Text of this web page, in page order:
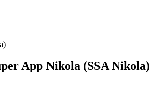
App Nikola (SSA Nikola)